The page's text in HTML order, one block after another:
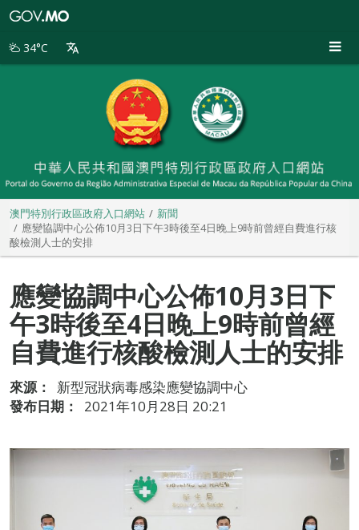
別
34°C
澳門特別行政區政府入口網站
新聞
應變協調中心公佈10月3日下午3時後至4日晚上9時前曾經自費進行核
酸檢測人士的安排
應變協調中心公佈10月3日下
午3時後至4日晚上9時前曾經
自費進行核酸檢測人士的安排
來源：
新型冠狀病毒感染應變協調中心
發布日期：
2021年10月28日 20:21